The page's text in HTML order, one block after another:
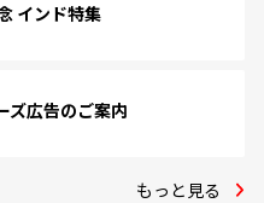
インド特集
ズ広告のご案内
もっと見る